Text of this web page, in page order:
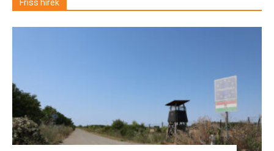
Friss hírek